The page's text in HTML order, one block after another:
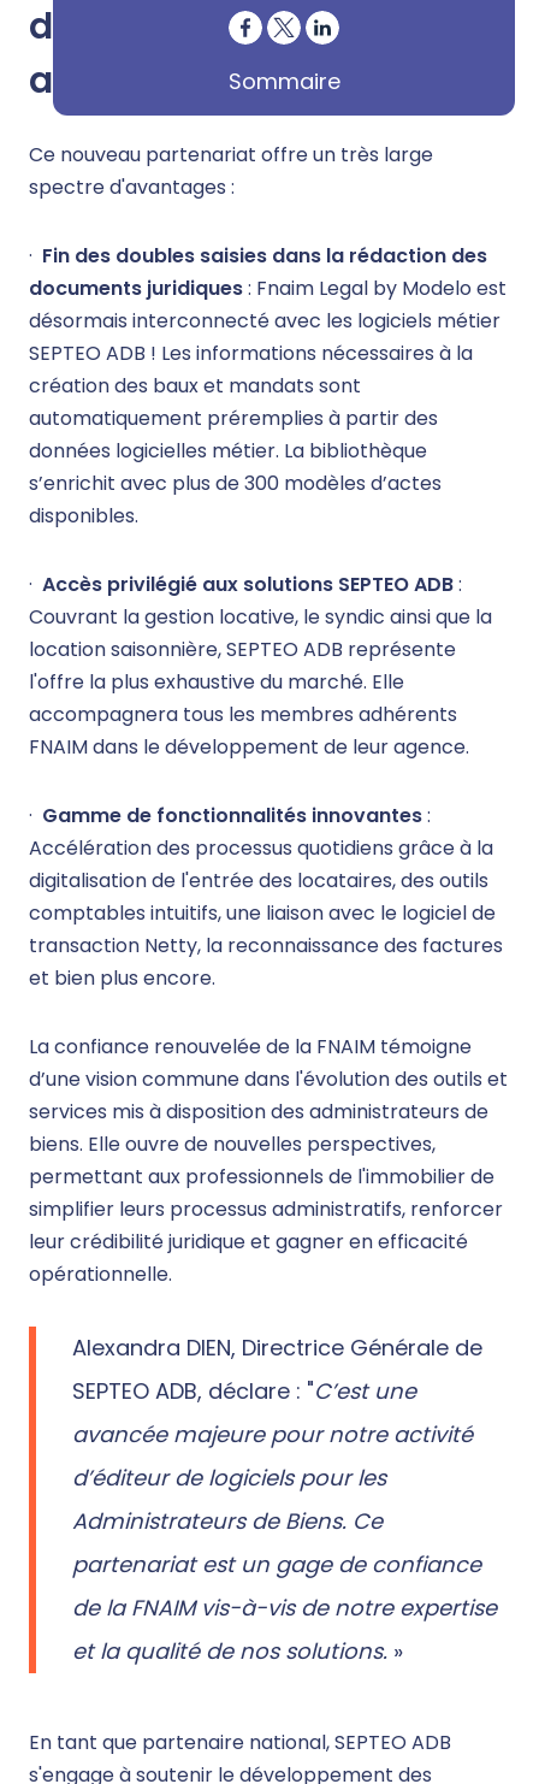
Sommaire
dédiées aux
administrateurs de biens.
Ce nouveau partenariat offre un très large
spectre d'avantages :
· Fin des doubles saisies dans la rédaction des
documents juridiques: Fnaim Legal by Modelo est
désormais interconnecté avec les logiciels métier
SEPTEO ADB ! Les informations nécessaires à la
création des baux et mandats sont
automatiquement préremplies à partir des
données logicielles métier. La bibliothèque
s’enrichit avec plus de 300 modèles d’actes
disponibles.
· Accès privilégié aux solutions SEPTEO ADB:
Couvrant la gestion locative, le syndic ainsi que la
location saisonnière, SEPTEO ADB représente
l'offre la plus exhaustive du marché. Elle
accompagnera tous les membres adhérents
FNAIM dans le développement de leur agence.
· Gamme de fonctionnalités innovantes:
Accélération des processus quotidiens grâce à la
digitalisation de l'entrée des locataires, des outils
comptables intuitifs, une liaison avec le logiciel de
transaction Netty, la reconnaissance des factures
et bien plus encore.
La confiance renouvelée de la FNAIM témoigne
d’une vision commune dans l'évolution des outils et
services mis à disposition des administrateurs de
biens. Elle ouvre de nouvelles perspectives,
permettant aux professionnels de l'immobilier de
simplifier leurs processus administratifs, renforcer
leur crédibilité juridique et gagner en efficacité
opérationnelle.
Alexandra DIEN, Directrice Générale de
SEPTEO ADB, déclare : "C’est une
avancée majeure pour notre activité
d’éditeur de logiciels pour les
Administrateurs de Biens. Ce
partenariat est un gage de confiance
de la FNAIM vis-à-vis de notre expertise
et la qualité de nos solutions. »
En tant que partenaire national, SEPTEO ADB
s'engage à soutenir le développement des